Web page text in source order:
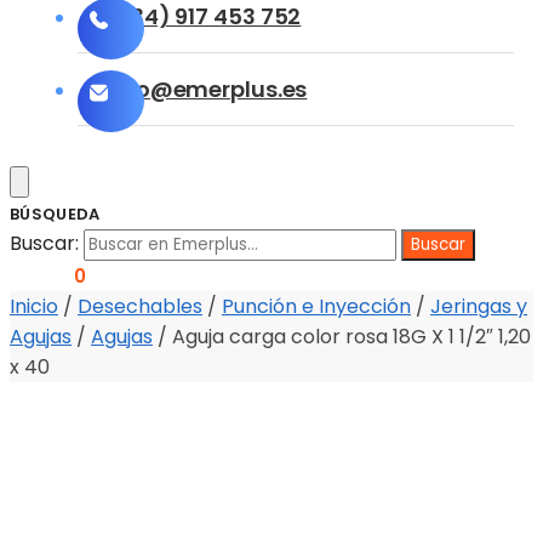
(+34) 917 453 752
info@emerplus.es
BÚSQUEDA
Buscar:
0
Inicio / Desechables / Punción e Inyección / Jeringas y
Agujas / Agujas / Aguja carga color rosa 18G X 1 1/2″ 1,20
x 40